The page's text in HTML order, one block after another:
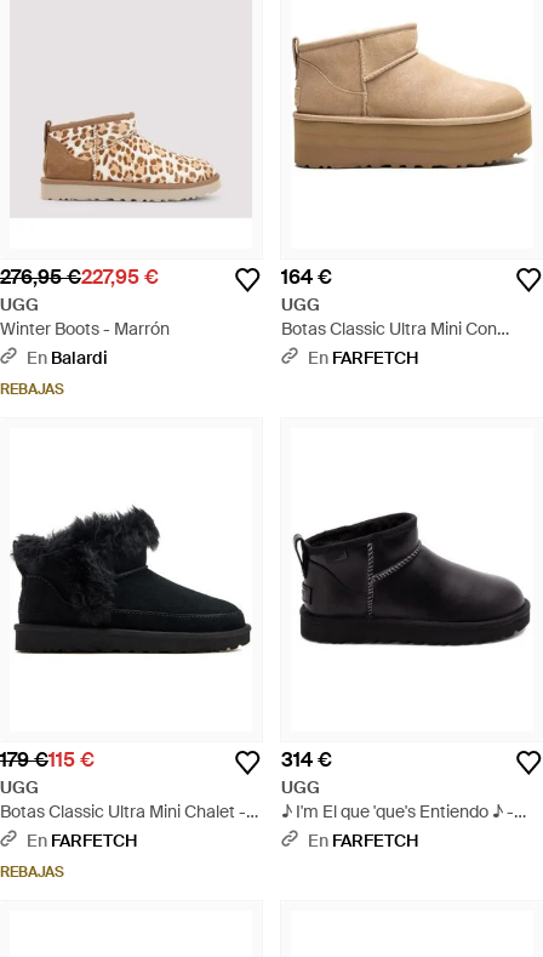
276,95 €227,95 €
UGG
Winter Boots - Marrón
En Balardi
REBAJAS
164 €
UGG
Botas Classic Ultra Mini Con
Plataforma - Neutro
En FARFETCH
179 €115 €
UGG
Botas Classic Ultra Mini Chalet -
Negro
En FARFETCH
REBAJAS
314 €
UGG
♪ I'm El que 'que's Entiendo ♪ -
Negro
En FARFETCH